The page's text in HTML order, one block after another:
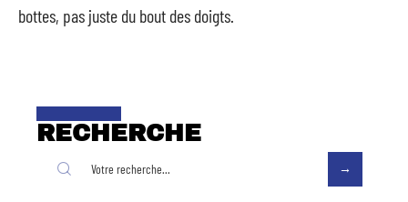
bottes, pas juste du bout des doigts.
RECHERCHE